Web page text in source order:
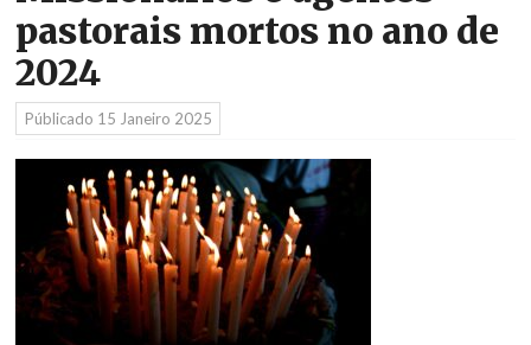
Media
pastorais mortos no ano de
2024
Públicado 15 Janeiro 2025